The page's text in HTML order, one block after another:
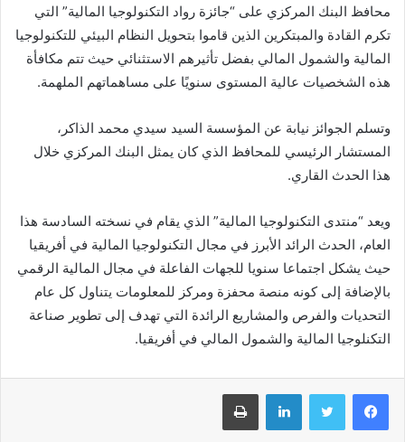
محافظ البنك المركزي على “جائزة رواد التكنولوجيا المالية” التي
تكرم القادة والمبتكرين الذين قاموا بتحويل النظام البيئي للتكنولوجيا
المالية والشمول المالي بفضل تأثيرهم الاستثنائي حيث تتم مكافأة
هذه الشخصيات عالية المستوى سنويًا على مساهماتهم الملهمة.
وتسلم الجوائز نيابة عن المؤسسة السيد سيدي محمد الذاكر،
المستشار الرئيسي للمحافظ الذي كان يمثل البنك المركزي خلال
هذا الحدث القاري.
ويعد “منتدى التكنولوجيا المالية” الذي يقام في نسخته السادسة هذا
العام، الحدث الرائد الأبرز في مجال التكنولوجيا المالية في أفريقيا
حيث يشكل اجتماعا سنويا للجهات الفاعلة في مجال المالية الرقمي
بالإضافة إلى كونه منصة محفزة ومركز للمعلومات يتناول كل عام
التحديات والفرص والمشاريع الرائدة التي تهدف إلى تطوير صناعة
التكنلوجيا المالية والشمول المالي في أفريقيا.
فيسبوك تويتر لينكدإن طباعة